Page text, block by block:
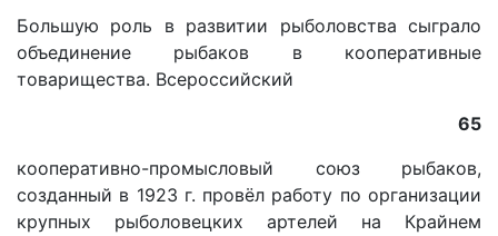
Большую роль в развитии рыболовства сыграло
объединение рыбаков в кооперативные
товарищества. Всероссийский
65
кооперативно-промысловый союз рыбаков,
созданный в 1923 г. провёл работу по организации
крупных рыболовецких артелей на Крайнем